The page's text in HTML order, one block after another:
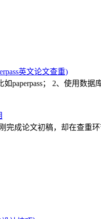
英文论文查重)
paperpass； 2、使用数据
完成论文初稿，却在查重